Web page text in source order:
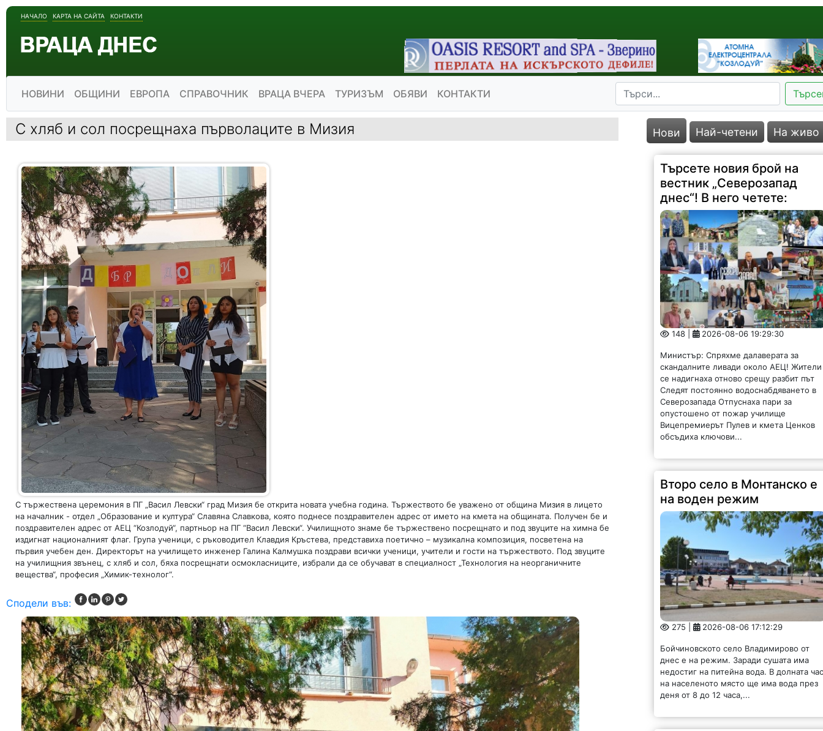
НАЧАЛО КАРТА НА САЙТА КОНТАКТИ
НОВИНИ ОБЩИНИ ЕВРОПА СПРАВОЧНИК ВРАЦА ВЧЕРА ТУРИЗЪМ ОБЯВИ КОНТАКТИ
С хляб и сол посрещнаха първолаците в Мизия
С тържествена церемония в ПГ „Васил Левски“ град Мизия бе открита новата учебна година. Тържеството бе уважено от община Мизия в лицето
на началник - отдел „Образование и култура“ Славяна Славкова, която поднесе поздравителен адрес от името на кмета на общината. Получен бе и
поздравителен адрес от АЕЦ “Козлодуй“, партньор на ПГ “Васил Левски“. Училищното знаме бе тържествено посрещнато и под звуците на химна бе
издигнат националният флаг. Група ученици, с ръководител Клавдия Кръстева, представиха поетично – музикална композиция, посветена на
първия учебен ден. Директорът на училището инженер Галина Калмушка поздрави всички ученици, учители и гости на тържеството. Под звуците
на училищния звънец, с хляб и сол, бяха посрещнати осмокласниците, избрали да се обучават в специалност „Технология на неорганичните
вещества“, професия „Химик-технолог“.
Сподели във:
Нови Най-четени На живо
Търсете новия брой на
вестник „Северозапад
днес“! В него четете:
148 | 2026-08-06 19:29:30
Министър: Спряхме далаверата за
скандалните ливади около АЕЦ! Жители
се надигнаха отново срещу разбит път
Следят постоянно водоснабдяването в
Северозапада Отпуснаха пари за
опустошено от пожар училище
Вицепремиерът Пулев и кмета Ценков
обсъдиха ключови...
Второ село в Монтанско е
на воден режим
275 | 2026-08-06 17:12:29
Бойчиновското село Владимирово от
днес е на режим. Заради сушата има
недостиг на питейна вода. В долната
на населеното място ще има вода през
деня от 8 до 12 часа,...